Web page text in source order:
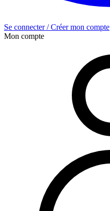
Se connecter / Créer mon compte
Mon compte